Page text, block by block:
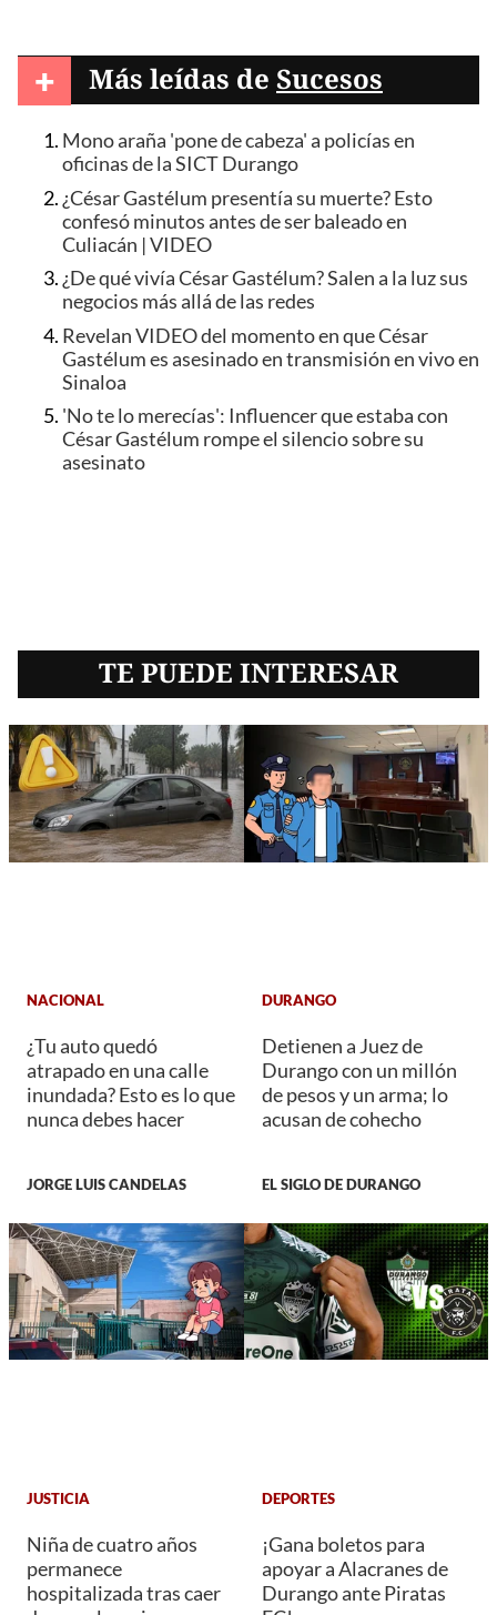
+ Más leídas de Sucesos
Mono araña 'pone de cabeza' a policías en
oficinas de la SICT Durango
¿César Gastélum presentía su muerte? Esto
confesó minutos antes de ser baleado en
Culiacán | VIDEO
¿De qué vivía César Gastélum? Salen a la luz sus
negocios más allá de las redes
Revelan VIDEO del momento en que César
Gastélum es asesinado en transmisión en vivo en
Sinaloa
'No te lo merecías': Influencer que estaba con
César Gastélum rompe el silencio sobre su
asesinato
TE PUEDE INTERESAR
NACIONAL
¿Tu auto quedó
atrapado en una calle
inundada? Esto es lo que
nunca debes hacer
JORGE LUIS CANDELAS
DURANGO
Detienen a Juez de
Durango con un millón
de pesos y un arma; lo
acusan de cohecho
EL SIGLO DE DURANGO
JUSTICIA
Niña de cuatro años
permanece
hospitalizada tras caer
DEPORTES
¡Gana boletos para
apoyar a Alacranes de
Durango ante Piratas